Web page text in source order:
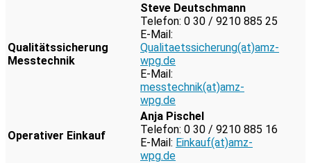
Qualitätssicherung
Messtechnik
Steve Deutschmann
Telefon: 0 30 / 9210 885 25
E-Mail:
Qualitaetssicherung(at)amz-
wpg.de
E-Mail:
messtechnik(at)amz-
wpg.de
Operativer Einkauf
Anja Pischel
Telefon: 0 30 / 9210 885 16
E-Mail: Einkauf(at)amz-
wpg.de